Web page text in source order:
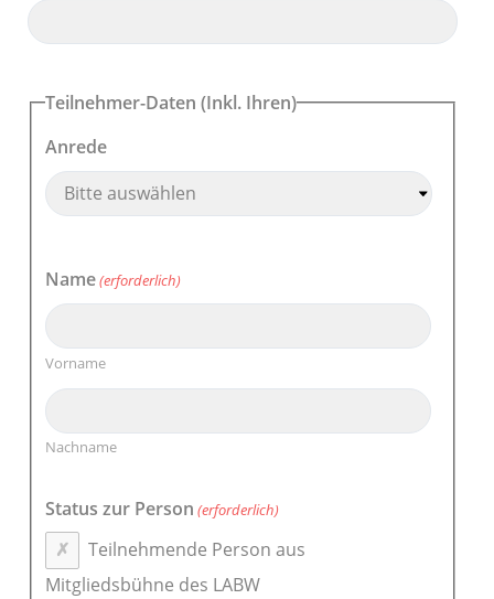
Teilnehmer-Daten (Inkl. Ihren)
Anrede
Name(erforderlich)
Vorname
Nachname
Status zur Person (erforderlich)
Teilnehmende Person aus
Mitgliedsbühne des LABW